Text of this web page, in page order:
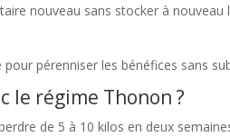
nouveau sans stocker à nouveau
pérenniser les bénéfices sans
le régime Thonon ?
de 5 à 10 kilos en deux